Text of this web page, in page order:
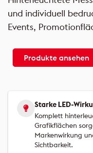
und individuell
Events,
Produkte ansehen
Starke LED-
Komplett
Grafikflächen
Markenwirkung
Sichtbarkeit.